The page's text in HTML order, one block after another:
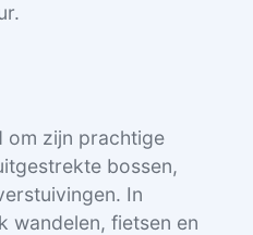
om zijn prachtige
bossen,
In
wandelen, fietsen en